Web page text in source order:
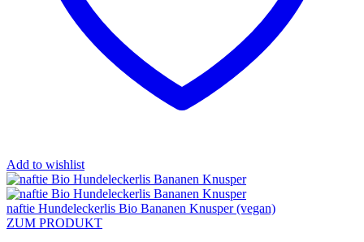
Add to wishlist
naftie Hundeleckerlis Bio Bananen Knusper (vegan)
ZUM PRODUKT